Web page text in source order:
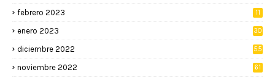
febrero 2023 11
enero 2023 30
diciembre 2022 55
noviembre 2022 61